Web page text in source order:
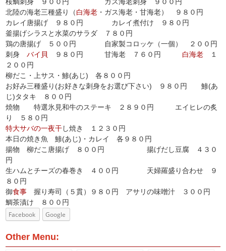
北陸の海老三種盛り（白海老 ・ガス海老・甘海老） ９８０円
カレイ唐揚げ ９８０円 カレイ煮付け ９８０円
釜揚げシラスと水菜のサラダ ７８０円
鶏の唐揚げ ５００円 自家製コロッケ（一個） ２００円
刺身
バイ貝 ９８０円 甘海老 ７６０円 白海老 １
２００円
柳だこ・上サス・鯵(あじ) 各８００円
お好み三種盛り(お好きな刺身をお選び下さい) ９８０円鯵(あ
じ)タタキ ８００円
焼物
特選氷見和牛のステーキ ２８９０円
エイヒレの炙
り ５８０円
特大サバの一夜干し焼き １２３０円
本日の焼き魚 鯵(あじ) ・カレイ 各 ９８０円
揚物
柳だこ唐揚げ ８００円
揚げだし豆腐 ４３０
円
生ハムとチーズの春巻き ４００円 天婦羅盛り合わせ ９
８０円
御食事
握り寿司（５貫）９８０円 アサリの味噌汁 ３００円
鯛茶漬け ８００円
Facebook Google
Other Menu: